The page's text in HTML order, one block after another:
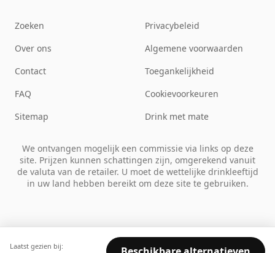
Laatst gezien bij:
Zoeken
Over ons
Contact
FAQ
Sitemap
Privacybeleid
Algemene voorwaarden
Toegankelijkheid
Cookievoorkeuren
Drink met mate
We ontvangen mogelijk een commissie via links op deze
site. Prijzen kunnen schattingen zijn, omgerekend vanuit
de valuta van de retailer. U moet de wettelijke drinkleeftijd
in uw land hebben bereikt om deze site te gebruiken.